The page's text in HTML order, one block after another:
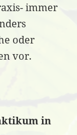
immer
oder
vor.
in